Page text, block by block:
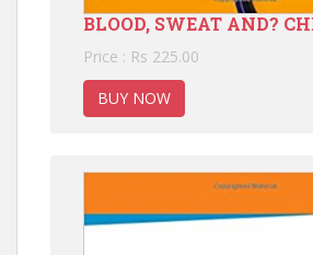
BLOOD, SWEAT AND?
Price : Rs 225.00
BUY NOW